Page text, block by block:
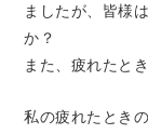
ましたが、皆様
か？
また、疲れたと
私の疲れたとき